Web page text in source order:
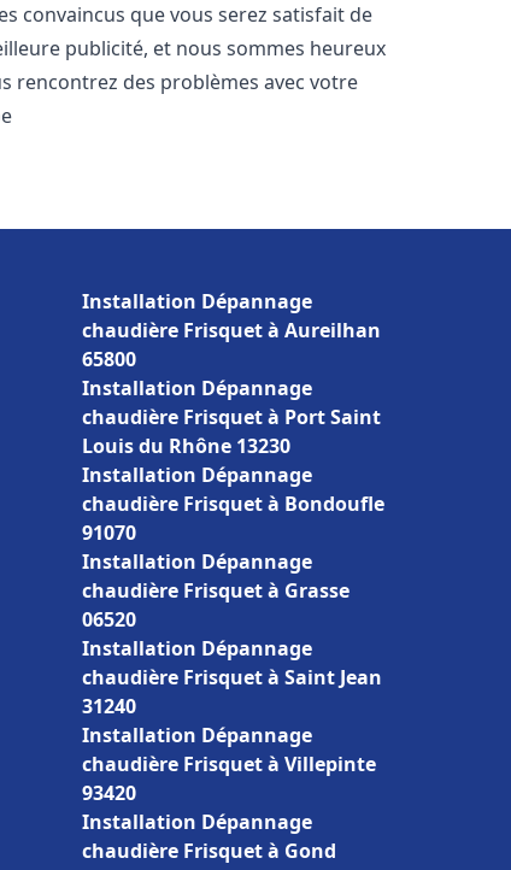
convaincus que vous serez satisfait de
publicité, et nous sommes heureux
rencontrez des problèmes avec votre
Installation Dépannage
chaudière Frisquet à Aureilhan
65800
Installation Dépannage
chaudière Frisquet à Port Saint
Louis du Rhône 13230
Installation Dépannage
chaudière Frisquet à Bondoufle
91070
Installation Dépannage
chaudière Frisquet à Grasse
06520
Installation Dépannage
chaudière Frisquet à Saint Jean
31240
Installation Dépannage
chaudière Frisquet à Villepinte
93420
Installation Dépannage
chaudière Frisquet à Gond